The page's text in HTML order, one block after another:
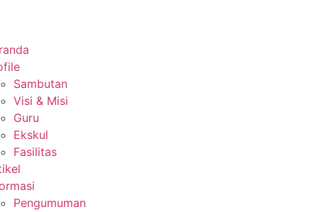
Sambutan
Visi & Misi
Guru
Ekskul
Fasilitas
Pengumuman